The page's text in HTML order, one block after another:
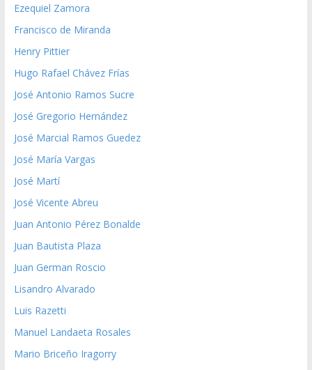
Ezequiel Zamora
Francisco de Miranda
Henry Pittier
Hugo Rafael Chávez Frías
José Antonio Ramos Sucre
José Gregorio Hernández
José Marcial Ramos Guedez
José María Vargas
José Martí
José Vicente Abreu
Juan Antonio Pérez Bonalde
Juan Bautista Plaza
Juan German Roscio
Lisandro Alvarado
Luis Razetti
Manuel Landaeta Rosales
Mario Briceño Iragorry